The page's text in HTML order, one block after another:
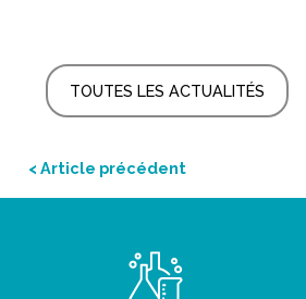
TOUTES LES ACTUALITÉS
< Article précédent